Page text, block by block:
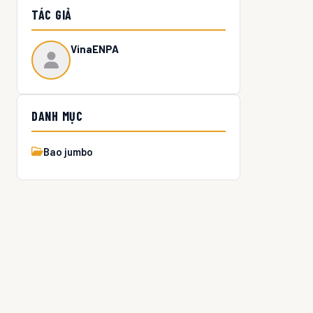
TÁC GIẢ
VinaENPA
DANH MỤC
Bao jumbo